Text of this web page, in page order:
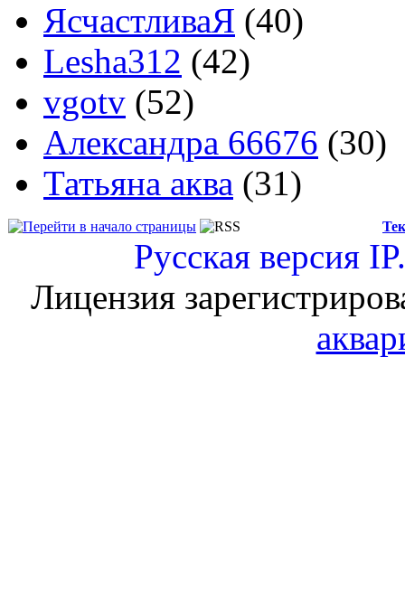
ЯсчастливаЯ (40)
Lesha312 (42)
vgotv (52)
Александра 66676 (30)
Татьяна аква (31)
Русская версия
Лицензия